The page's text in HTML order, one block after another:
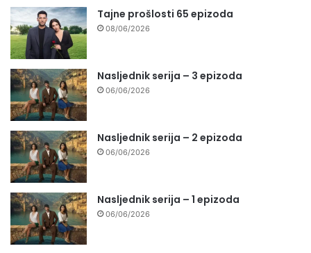
Tajne prošlosti 65 epizoda
08/06/2026
Nasljednik serija – 3 epizoda
06/06/2026
Nasljednik serija – 2 epizoda
06/06/2026
Nasljednik serija – 1 epizoda
06/06/2026